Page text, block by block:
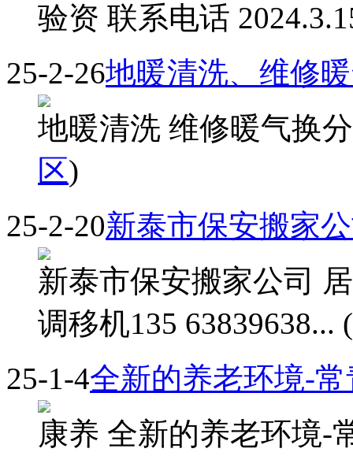
验资 联系电话
25-2-26地暖清洗、维修
地暖清洗 维修暖气换
区)
25-2-20新泰市保安搬家
新泰市保安搬家公司
调移机135 63839638... (
25-1-4全新的养老环境-
康养 全新的养老环境-